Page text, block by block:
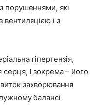
порушеннями, які
вентиляцією і з
гіпертензія,
і зокрема – його
захворювання
балансі